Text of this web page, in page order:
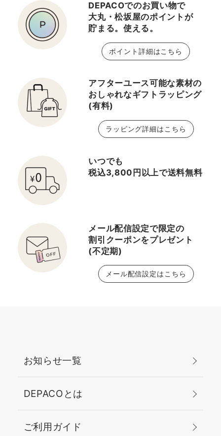
DEPACOでのお買い物で
大丸・松坂屋のポイントが
貯まる。使える。
ポイント詳細はこちら
アフターユース可能な素材の
おしゃれなギフトラッピング
(有料)
ラッピング詳細はこちら
いつでも
税込3,800円以上で送料無料
メール配信設定で限定の
割引クーポンをプレゼント
(不定期)
メール配信設定はこちら
お知らせ一覧
DEPACOとは
ご利用ガイド